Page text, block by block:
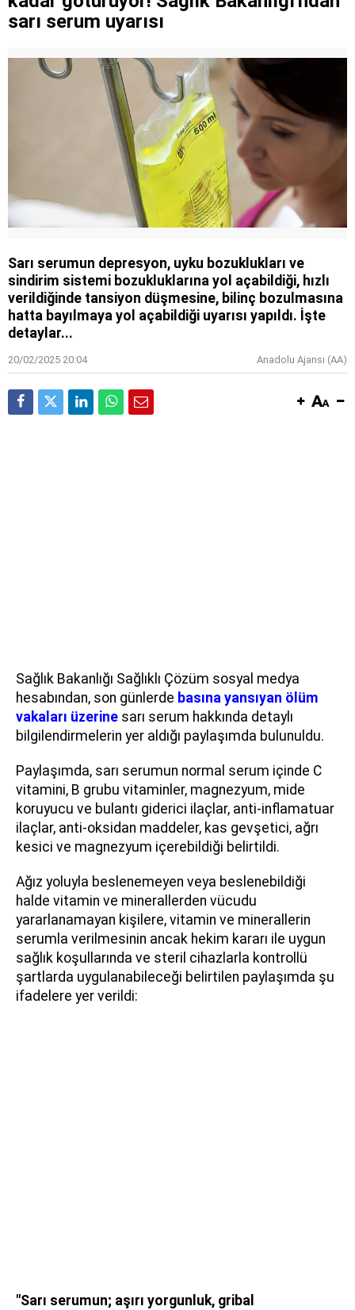
sarı serum uyarısı
Sarı serumun depresyon, uyku bozuklukları ve
sindirim sistemi bozukluklarına yol açabildiği, hızlı
verildiğinde tansiyon düşmesine, bilinç bozulmasına
hatta bayılmaya yol açabildiği uyarısı yapıldı. İşte
detaylar...
20/02/2025 20:04 Anadolu Ajansı (AA)
Sağlık Bakanlığı Sağlıklı Çözüm sosyal medya
hesabından, son günlerde basına yansıyan ölüm
vakaları üzerine sarı serum hakkında detaylı
bilgilendirmelerin yer aldığı paylaşımda bulunuldu.
Paylaşımda, sarı serumun normal serum içinde C
vitamini, B grubu vitaminler, magnezyum, mide
koruyucu ve bulantı giderici ilaçlar, anti-inflamatuar
ilaçlar, anti-oksidan maddeler, kas gevşetici, ağrı
kesici ve magnezyum içerebildiği belirtildi.
Ağız yoluyla beslenemeyen veya beslenebildiği
halde vitamin ve minerallerden vücudu
yararlanamayan kişilere, vitamin ve minerallerin
serumla verilmesinin ancak hekim kararı ile uygun
sağlık koşullarında ve steril cihazlarla kontrollü
şartlarda uygulanabileceği belirtilen paylaşımda şu
ifadelere yer verildi:
"Sarı serumun; aşırı yorgunluk, gribal